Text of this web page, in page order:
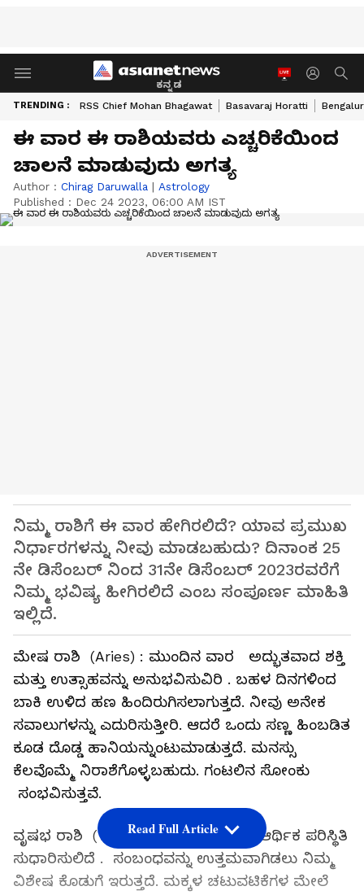
ಕನ್ನಡ
TRENDING : RSS Chief Mohan Bhagawat Basavaraj Horatti
ಈ ವಾರ ಈ ರಾಶಿಯವರು ಎಚ್ಚರಿಕೆಯಿಂದ
ಚಾಲನೆ ಮಾಡುವುದು ಅಗತ್ಯ
Author : Chirag Daruwalla | Astrology
Published : Dec 24 2023, 06:00 AM IST
ನಿಮ್ಮ ರಾಶಿಗೆ ಈ ವಾರ ಹೇಗಿರಲಿದೆ? ಯಾವ ಪ್ರಮುಖ
ನಿರ್ಧಾರಗಳನ್ನು ನೀವು ಮಾಡಬಹುದು? ದಿನಾಂಕ 25
ನೇ ಡಿಸೆಂಬರ್‌ ನಿಂದ 31ನೇ ಡಿಸೆಂಬರ್‌ 2023ರವರೆಗೆ
ನಿಮ್ಮ ಭವಿಷ್ಯ ಹೀಗಿರಲಿದೆ ಎಂಬ ಸಂಪೂರ್ಣ ಮಾಹಿತಿ
ಇಲ್ಲಿದೆ.
ಮೇಷ ರಾಶಿ (Aries) : ಮುಂದಿನ ವಾರ ಅದ್ಭುತವಾದ ಶಕ್ತಿ
ಮತ್ತು ಉತ್ಸಾಹವನ್ನು ಅನುಭವಿಸುವಿರಿ . ಬಹಳ ದಿನಗಳಿಂದ
ಬಾಕಿ ಉಳಿದ ಹಣ ಹಿಂದಿರುಗಿಸಲಾಗುತ್ತದೆ. ನೀವು ಅನೇಕ
ಸವಾಲುಗಳನ್ನು ಎದುರಿಸುತ್ತೀರಿ. ಆದರೆ ಒಂದು ಸಣ್ಣ ಹಿಂಬಡಿತ
ಕೂಡ ದೊಡ್ಡ ಹಾನಿಯನ್ನುಂಟುಮಾಡುತ್ತದೆ. ಮನಸ್ಸು
ಕೆಲವೊಮ್ಮೆ ನಿರಾಶೆಗೊಳ್ಳಬಹುದು. ಗಂಟಲಿನ ಸೋಂಕು
ಸಂಭವಿಸುತ್ತವೆ.
ವೃಷಭ ರಾಶಿ (Taurus): ಮುಂದಿನ ವಾರ ಆರ್ಥಿಕ ಪರಿಸ್ಥಿತಿ
ಸುಧಾರಿಸುಲಿದೆ . ಸಂಬಂಧವನ್ನು ಉತ್ತಮವಾಗಿಡಲು ನಿಮ್ಮ
ವಿಶೇಷ ಕೊಡುಗೆ ಇರುತ್ತದೆ. ಮಕ್ಕಳ ಚಟುವಟಿಕೆಗಳ ಮೇಲೆ
Read Full Article